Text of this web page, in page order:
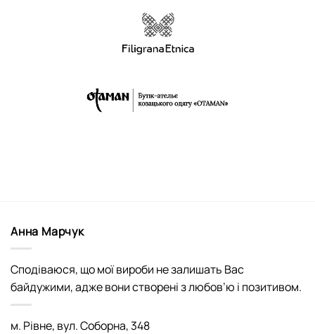
Анна Марчук
Сподіваюся, що мої вироби не залишать Вас
байдужими, адже вони створені з любов’ю і позитивом.
м. Рівне, вул. Соборна, 348